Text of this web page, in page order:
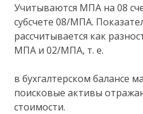
Учитываются МПА на 08
субсчете 08/МПА.
рассчитывается как
МПА и 02/МПА, т. е.
в бухгалтерском балансе
поисковые активы
стоимости.